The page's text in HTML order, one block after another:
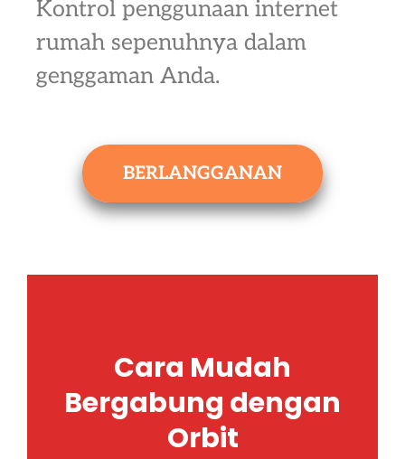
Kontrol penggunaan internet
rumah sepenuhnya dalam
genggaman Anda.
BERLANGGANAN
Cara Mudah
Bergabung dengan
Orbit